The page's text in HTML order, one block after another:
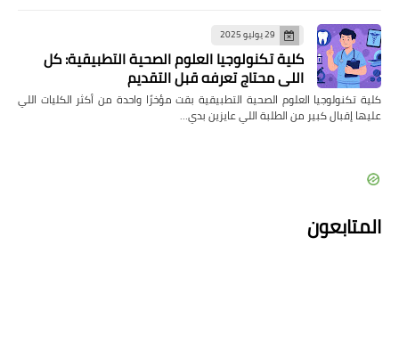
29 يوليو 2025
كلية تكنولوجيا العلوم الصحية التطبيقية: كل
اللي محتاج تعرفه قبل التقديم
كلية تكنولوجيا العلوم الصحية التطبيقية بقت مؤخرًا واحدة من أكثر الكليات اللي
عليها إقبال كبير من الطلبة اللي عايزين بدي…
المتابعون